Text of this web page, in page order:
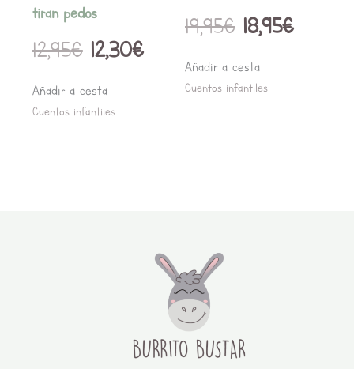
tiran pedos
12,95€ 12,30€
Añadir a cesta
Cuentos infantiles
19,95€ 18,95€
Añadir a cesta
Cuentos infantiles